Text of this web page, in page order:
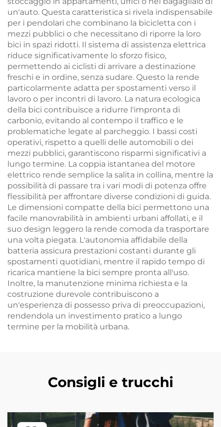
un'auto. Questa caratteristica si rivela indispensabile
per i pendolari che combinano la bicicletta con i
mezzi pubblici o che necessitano di riporre la loro
bici in spazi ridotti. Il sistema di assistenza elettrica
riduce significativamente lo sforzo fisico,
permettendo ai ciclisti di arrivare a destinazione
freschi e in ordine, senza sudare. Questo la rende
particolarmente adatta per spostamenti verso il
lavoro o per incontri di lavoro. La natura ecologica
della bici contribuisce a ridurre l'impronta di
carbonio, evitando al contempo il traffico e le
problematiche legate al parcheggio. I bassi costi
operativi, rispetto a quelli delle automobili o dei
mezzi pubblici, garantiscono risparmi significativi a
lungo termine. La coppia istantanea del motore
elettrico rende semplice la salita in collina, mentre la
possibilità di passare tra i vari modi di potenza offre
flessibilità per affrontare diverse condizioni di guida.
Le dimensioni compatte della bici permettono una
facile manovrabilità in ambienti urbani affollati, e il
suo design leggero la rende comoda da trasportare
una volta piegata. L'autonomia affidabile della
batteria assicura prestazioni costanti durante gli
spostamenti quotidiani, mentre il rapido tempo di
ricarica mantiene la bici sempre pronta all'uso.
Inoltre, la manutenzione minima richiesta e la
costruzione durevole contribuiscono a
un'esperienza di possesso priva di preoccupazioni,
rendendola un investimento pratico a lungo
termine per la mobilità urbana.
Consigli e trucchi